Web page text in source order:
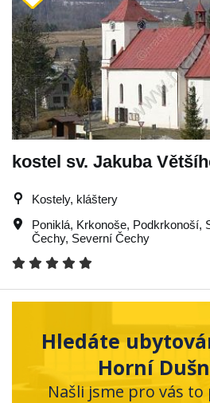
kostel sv. Jakuba
Kostely, kláštery
Poniklá, Krkonoše, Podkrkonoší,
Čechy, Severní Čechy
Hledáte
Horní
Našli jsme pro vás